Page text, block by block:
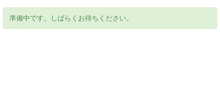
準備中です。しばらくお待ちください。